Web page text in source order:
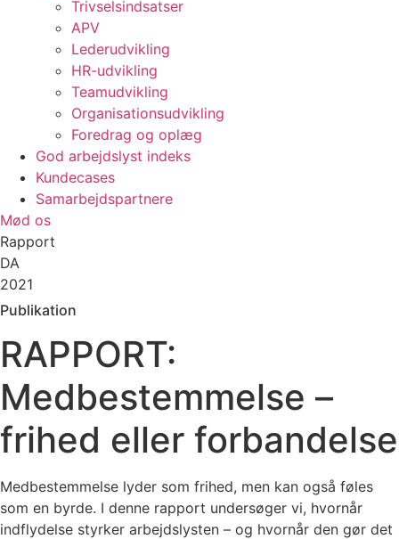
Trivselsindsatser
APV
Lederudvikling
HR-udvikling
Teamudvikling
Organisationsudvikling
Foredrag og oplæg
God arbejdslyst indeks
Kundecases
Samarbejdspartnere
Mød os
Rapport
DA
2021
Publikation
RAPPORT:
Medbestemmelse –
frihed eller forbandelse
Medbestemmelse lyder som frihed, men kan også føles
som en byrde. I denne rapport undersøger vi, hvornår
indflydelse styrker arbejdslysten – og hvornår den gør det